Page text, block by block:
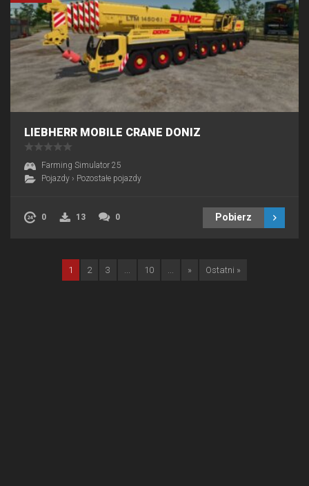
LIEBHERR MOBILE CRANE DONIZ
Farming Simulator 25
Pojazdy › Pozostałe pojazdy
0 13 0 Pobierz
1 2 3 10 » Ostatni »